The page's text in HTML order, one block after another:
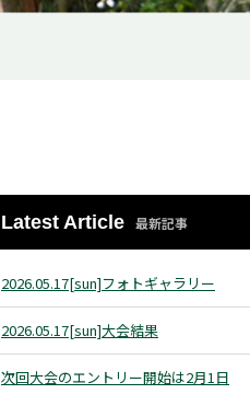
Latest Article 最新記事
2026.05.17[sun]フォトギャラリー
2026.05.17[sun]大会結果
次回大会のエントリー開始は2月1日